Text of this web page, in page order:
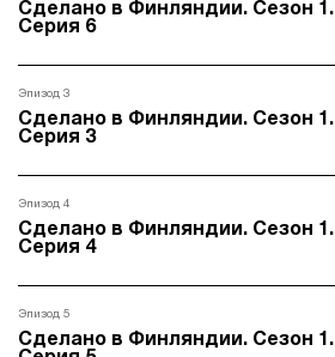
Сделано в Финляндии. Сезон 1.
Серия 6
Эпизод 3
Сделано в Финляндии. Сезон 1.
Серия 3
Эпизод 4
Сделано в Финляндии. Сезон 1.
Серия 4
Эпизод 5
Сделано в Финляндии. Сезон 1.